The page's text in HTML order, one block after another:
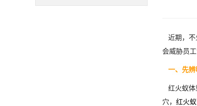
近期，不
会威胁员
一、先辨
红火蚁体
穴， 红火蚁